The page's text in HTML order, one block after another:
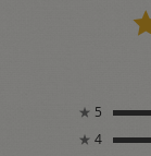
★ 5
★ 4